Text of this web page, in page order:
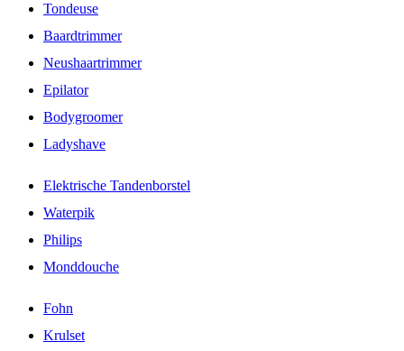
Tondeuse
Baardtrimmer
Neushaartrimmer
Epilator
Bodygroomer
Ladyshave
Elektrische Tandenborstel
Waterpik
Philips
Monddouche
Fohn
Krulset